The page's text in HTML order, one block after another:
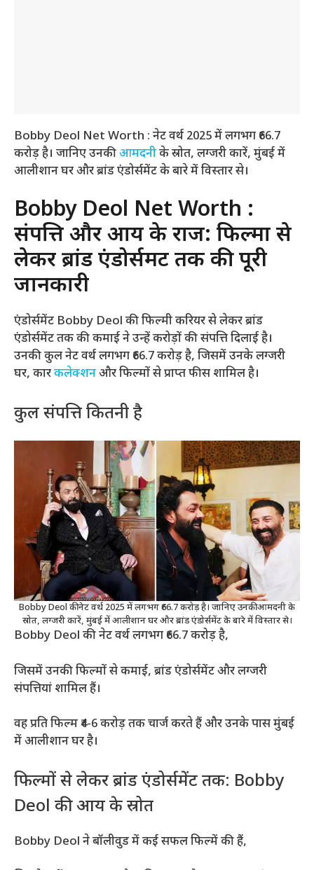
Bobby Deol Net Worth : नेट वर्थ 2025 में लगभग ₹66.7
करोड़ है। जानिए उनकीआमदनीके स्रोत, लग्जरी कारें, मुंबई में
आलीशान घर और ब्रांड एंडोर्समेंट के बारे में विस्तार से।
Bobby Deol Net Worth :
संपत्ति और आय के राज: फिल्मों से
लेकर ब्रांड एंडोर्समेंट तक की पूरी
जानकारी
एंडोर्समेंट Bobby Deol की फिल्मी करियर से लेकर ब्रांड
एंडोर्समेंट तक की कमाई ने उन्हें करोड़ों की संपत्ति दिलाई है।
उनकी कुल नेट वर्थ लगभग ₹66.7 करोड़ है, जिसमें उनके लग्जरी
घर, कारकलेक्शनऔर फिल्मों से प्राप्त फीस शामिल है।
कुल संपत्ति कितनी है
Bobby Deol की नेट वर्थ 2025 में लगभग ₹66.7 करोड़ है। जानिए उनकी आमदनी के
स्रोत, लग्जरी कारें, मुंबई में आलीशान घर और ब्रांड एंडोर्समेंट के बारे में विस्तार से।
Bobby Deol की नेट वर्थ लगभग ₹66.7 करोड़ है,
जिसमें उनकी फिल्मों से कमाई, ब्रांड एंडोर्समेंट और लग्जरी
संपत्तियां शामिल हैं।
वह प्रति फिल्म ₹4-6 करोड़ तक चार्ज करते हैं और उनके पास मुंबई
में आलीशान घर है।
फिल्मों से लेकर ब्रांड एंडोर्समेंट तक: Bobby
Deol की आय के स्रोत
Bobby Deol ने बॉलीवुड में कई सफल फिल्में की हैं,